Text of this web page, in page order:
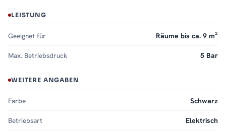
LEISTUNG
Geeignet für Räume bis ca. 9 m²
Max. Betriebsdruck 5 Bar
WEITERE ANGABEN
Farbe Schwarz
Betriebsart Elektrisch